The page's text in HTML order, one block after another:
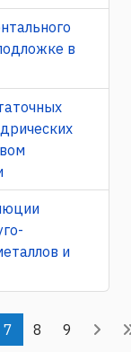
в
и
7 8 9